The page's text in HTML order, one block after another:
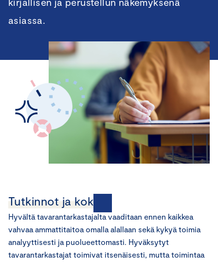
asiassa.
Tutkinnot ja kokeet
Hyvältä tavarantarkastajalta vaaditaan ennen kaikkea
vahvaa ammattitaitoa omalla alallaan sekä kykyä toimia
analyyttisesti ja puolueettomasti. Hyväksytyt
tavarantarkastajat toimivat itsenäisesti, mutta toimintaa